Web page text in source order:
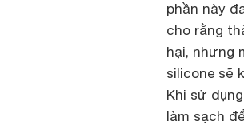
phần này
cho rằng
hại, nhưng
silicone sẽ
Khi sử
làm sạch